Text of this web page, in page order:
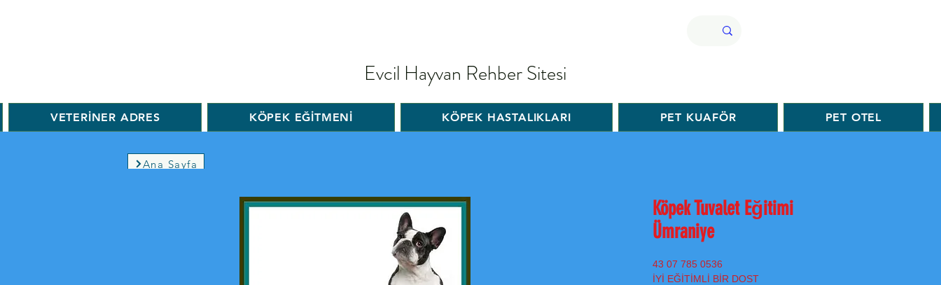
Evcil Hayvan Rehber Sitesi
VETERİNER ADRES KÖPEK EĞİTMENİ KÖPEK HASTALIKLARI PET KUAFÖR PET OTEL
Ana Sayfa
Köpek Tuvalet Eğitimi
Ümraniye
0536 785 07 43
İYİ EĞİTİMLİ BİR DOST